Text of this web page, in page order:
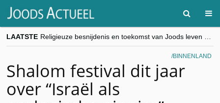
LAATSTE
“Besnijdenisdebat toont hoe moeilijk seculiere Westen minderheden begrijpt”, Jinnih Beels (Vooruit)
CITYTRIP | ROEMENIË – Boekarest: de verrassing van Oost-Europa
BINNENLAND
Shalom festival dit jaar
over “Israël als